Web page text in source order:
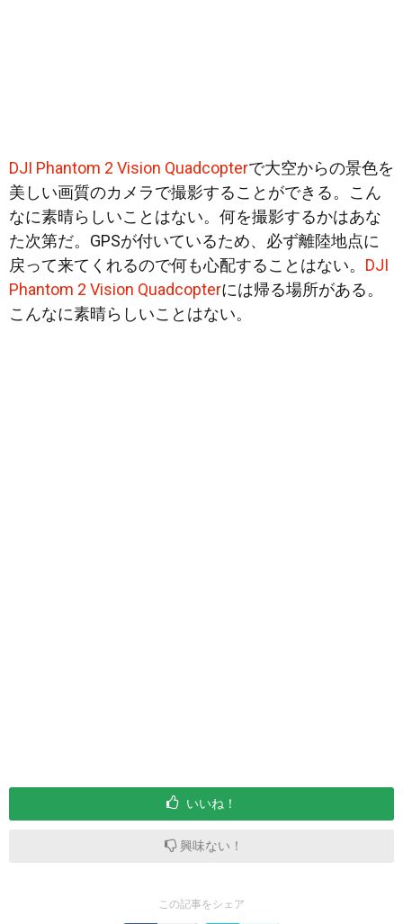
DJI Phantom 2 Vision Quadcopterで大空からの景色を
美しい画質のカメラで撮影することができる。こん
なに素晴らしいことはない。何を撮影するかはあな
た次第だ。GPSが付いているため、必ず離陸地点に
戻って来てくれるので何も心配することはない。 DJI
Phantom 2 Vision Quadcopterには帰る場所がある。
こんなに素晴らしいことはない。
いいね！
興味ない！
この記事をシェア